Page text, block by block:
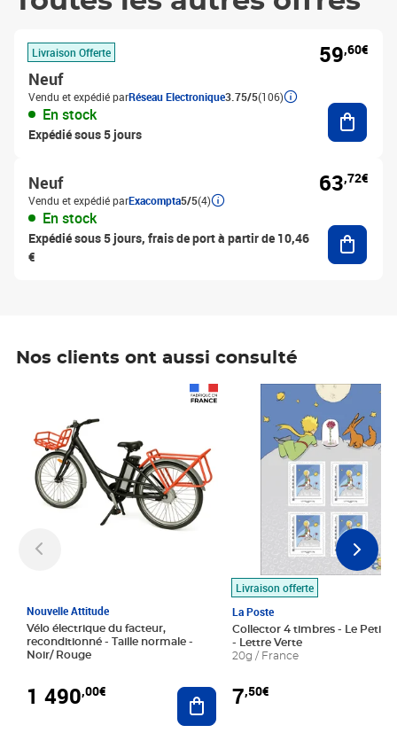
Livraison Offerte
Neuf
Vendu et expédié parRéseau Electronique3.75/5(106)
En stock
Expédié sous 5 jours
59,60€
Neuf
Vendu et expédié parExacompta5/5(4)
En stock
Expédié sous 5 jours, frais de port à partir de 10,46
€
63,72€
Nos clients ont aussi consulté
Nouvelle Attitude
Vélo électrique du facteur,
reconditionné - Taille normale -
Noir/ Rouge
1 490,00€ Ajouter au panier
Livraison offerte
La Poste
Collector 4 timbres - Le Petit
- Lettre Verte
20g / France
7,50€
Prix 7,50€